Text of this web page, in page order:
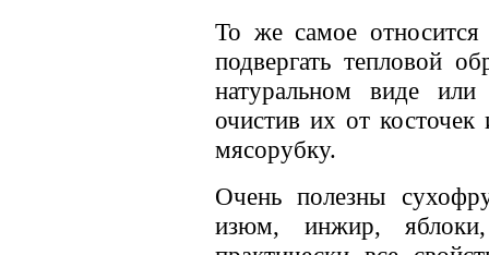
То же самое
подвергать тепловой
натуральном виде
очистив их от
мясорубку.
Очень полезны
изюм, инжир,